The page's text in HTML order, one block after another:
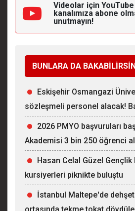
Videolar için YouTube
kanalımıza abone
unutmayın!
BUNLARA DA
Eskişehir Osmangazi
sözleşmeli personel alacak!
2026 PMYO başvuruları
Akademisi 3 bin 250 öğrenci
Hasan Celal Güzel
kursiyerleri piknikte buluştu
İstanbul Maltepe'de